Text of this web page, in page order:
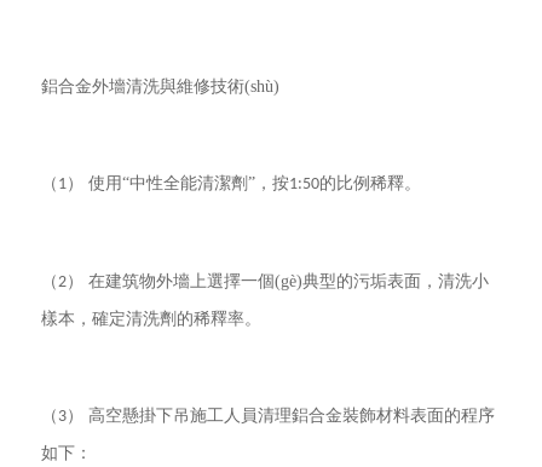
鋁合金外墻清洗與維修技術(shù)
（ 1） 使用“中性全能清潔劑”，按1:50的比例稀釋。
（2） 在建筑物外墻上選擇一個(gè)典型的污垢表面，清洗小
樣本，確定清洗劑的稀釋率。
（ 3） 高空懸掛下吊施工人員清理鋁合金裝飾材料表面的程序
如下：